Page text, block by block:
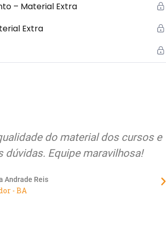
– Material Extra
Extra
de pura alegria em relação a
e principalmente respeito do
empresas como vocês...